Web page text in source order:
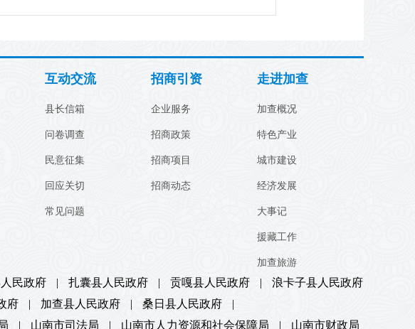
互动交流
县长信箱
问卷调查
民意征集
回应关切
常见问题
招商引资
企业服务
招商政策
招商项目
招商动态
走进加查
加查概况
特色产业
城市建设
经济发展
大事记
援藏工作
加查旅游
民政府 | 扎囊县人民政府 | 贡嘎县人民政府 |
浪卡子县人民政府
府 | 加查县人民政府 | 桑日县人民政府
|
| 山南市司法局 | 山南市人力资源和社会保障局 | 山南市财政局